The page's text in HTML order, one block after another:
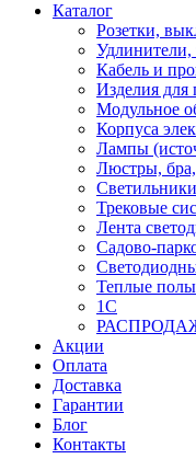
Каталог
Розетки,
Удлинители,
Кабель и
Изделия для
Модульное
Корпуса
Лампы
Люстры,
Светильники
Трековые
Лента
Садово-
Теплые полы
1С
Акции
Оплата
Доставка
Гарантии
Блог
Контакты